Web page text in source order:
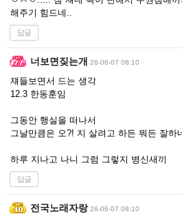
해주기 힘드네..
답글
너보면짖는개 26-06-07 08:10
쟤들보면서 드는 생각
12.3 한동훈임
그동안 행실을 떠나서
그날만큼은 오?! 지 살려고 하든 뭐든 잘하
하루 지나고 나니 그럼 그렇지 병신새끼
답글
전국노래자랑 26-06-07 08:10